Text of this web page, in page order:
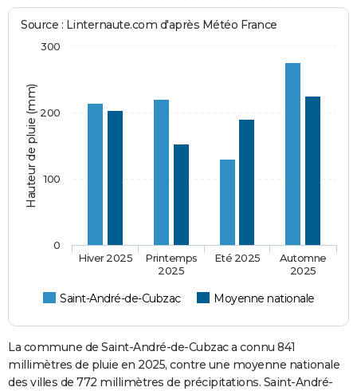
Hauteur de pluie (mm)
Source : Linternaute.com d'après Météo France
Saint-André-de-Cubzac Moyenne nationale
Hiver 2025
Printemps
2025
Eté 2025
Automne
2025
0
100
200
300
La commune de Saint-André-de-Cubzac a connu 841
millimètres de pluie en 2025, contre une moyenne nationale
des villes de 772 millimètres de précipitations. Saint-André-